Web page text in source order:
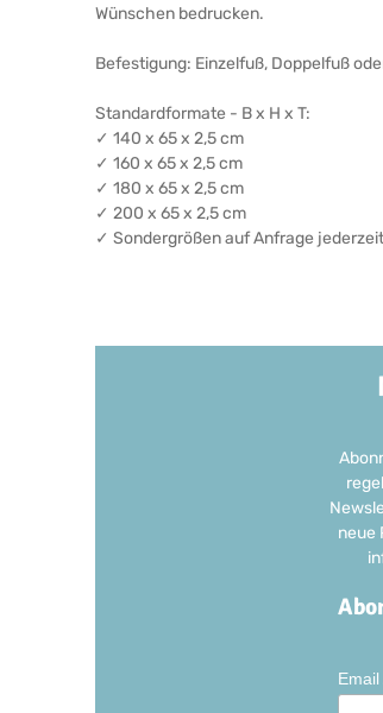
Wünschen bedrucken.
Befestigung: Einzelfuß, Doppelfuß
Standardformate - B x H x T:
✓ 140 x 65 x 2,5 cm
✓ 160 x 65 x 2,5 cm
✓ 180 x 65 x 2,5 cm
✓ 200 x 65 x 2,5 cm
✓ Sondergrößen auf Anfrage
neue